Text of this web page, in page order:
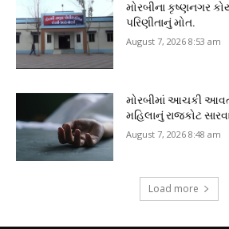
મોરબીના કૃષ્ણનગર
પરિણીતાનું મોત.
August 7, 2026 8:53 am
મોરબીમાં આચકી
મહિલાનું રાજકોટ
August 7, 2026 8:48 am
Load more